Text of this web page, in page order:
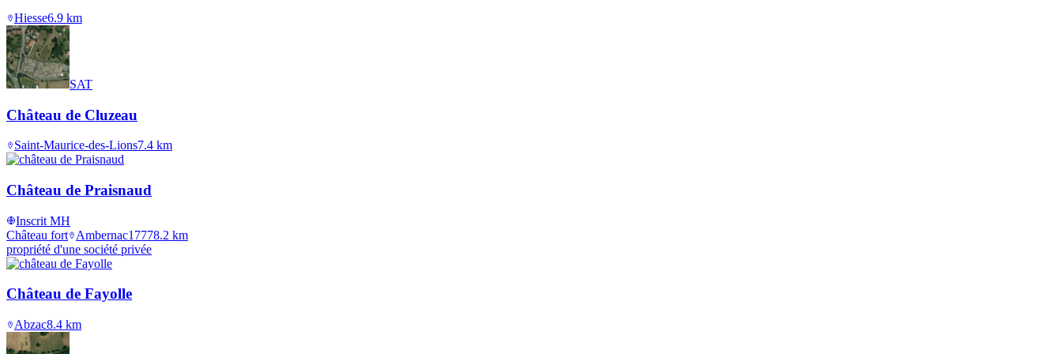
Hiesse6.9 km
SAT
Château de Cluzeau
Saint-Maurice-des-Lions7.4 km
Château de Praisnaud
Inscrit MH
Château fort
Ambernac17778.2 km
propriété d'une société privée
Château de Fayolle
Abzac8.4 km